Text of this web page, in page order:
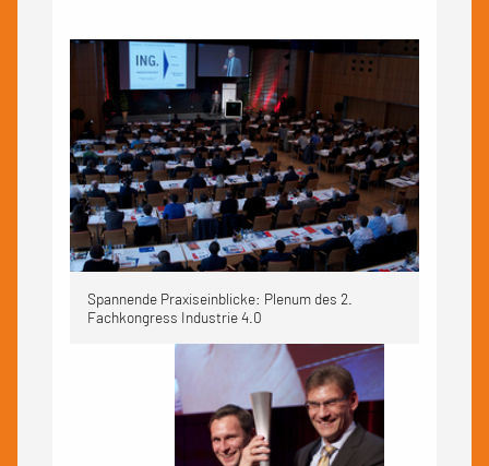
Spannende Praxiseinblicke: Plenum des 2.
Fachkongress Industrie 4.0